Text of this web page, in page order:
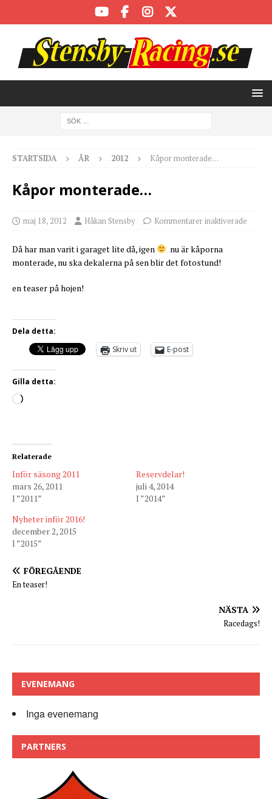
STARTSIDA ÅR 2012 Kåpor monterade…
Kåpor monterade…
maj 18, 2012 Håkan Stensby Kommentarer inaktiverade
Då har man varit i garaget lite då, igen
nu är kåporna
monterade, nu ska dekalerna på sen blir det fotostund!
en teaser på hojen!
Dela detta:
Skriv ut
E-post
Gilla detta:
Relaterade
Inför säsong 2011
mars 26, 2011
I ”2011”
Reservdelar!
juli 4, 2014
I ”2014”
Nyheter inför 2016!
december 2, 2015
I ”2015”
FÖREGÅENDE
En teaser!
NÄSTA
Racedags!
EVENEMANG
Inga evenemang
PARTNERS